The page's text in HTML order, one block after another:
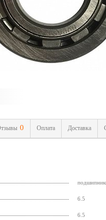
0 Оплата Доставка
6.5
6.5